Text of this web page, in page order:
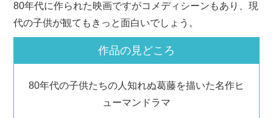
80年代に作られた映画ですがコメディシーンもあり、現
代の子供が観てもきっと面白いでしょう。
作品の見どころ
80年代の子供たちの人知れぬ葛藤を描いた名作ヒ
ューマンドラマ